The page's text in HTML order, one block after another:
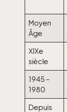
Moyen
Âge
XIXe
siècle
1945 –
1980
Depuis